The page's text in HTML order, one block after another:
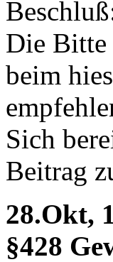
Die Bitte
beim
Sich
Beitrag
28.Okt,
§428